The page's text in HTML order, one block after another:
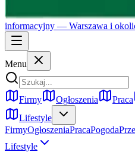
informacyjny — Warszawa i
Menu
Firmy Ogłoszenia Praca
Lifestyle
FirmyOgłoszeniaPracaPogoda
Lifestyle